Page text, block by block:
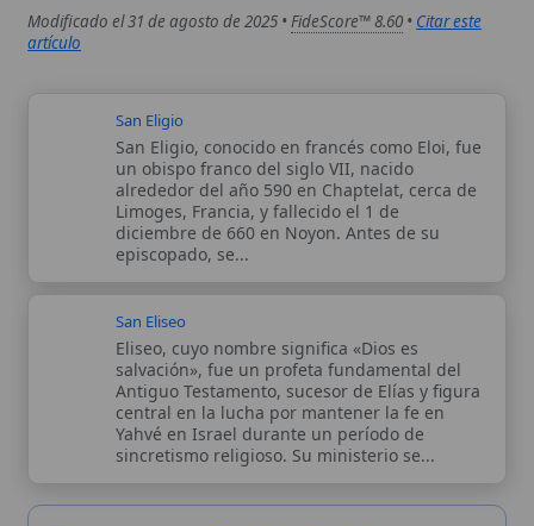
sincretismo religioso. Su ministerio se...
Artículo supervisado por el Comité
editorial de Wikitólica. Las afirmaciones
del artículo están basadas y contrastadas
usando fuentes catolicas: escritos
patrísticos, de santos, artículos
teológicos, documentos históricos, actas
magisteriales y documentos oficiales de
la Iglesia.
Proceso editorial →
Wikitólica © 2026. Enciclopedia del patrimonio doctrinal,
histórico y litúrgico de la Iglesia Católica. Parte de la red formativa
Curso Católico,Buscador CatólicoyCustodio Animae. Con